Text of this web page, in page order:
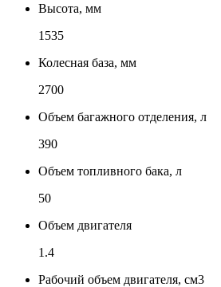
Высота, мм
1535
Колесная база, мм
2700
Объем багажного отделения, л
390
Объем топливного бака, л
50
Объем двигателя
1.4
Рабочий объем двигателя, см3